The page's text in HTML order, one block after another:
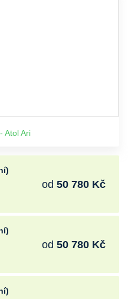
Atol Ari
od 50 780 Kč
od 50 780 Kč